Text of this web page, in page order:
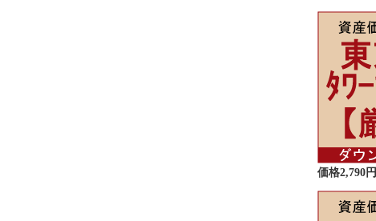
価格2,790円